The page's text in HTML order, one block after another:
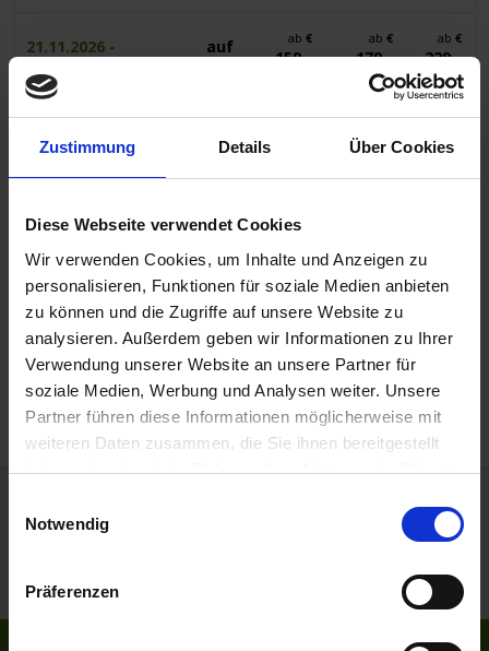
Zustimmung Details Über Cookies
Diese Webseite verwendet Cookies
Wir verwenden Cookies, um Inhalte und Anzeigen zu
personalisieren, Funktionen für soziale Medien anbieten
zu können und die Zugriffe auf unsere Website zu
analysieren. Außerdem geben wir Informationen zu Ihrer
Verwendung unserer Website an unsere Partner für
soziale Medien, Werbung und Analysen weiter. Unsere
Partner führen diese Informationen möglicherweise mit
weiteren Daten zusammen, die Sie ihnen bereitgestellt
haben oder die sie im Rahmen Ihrer Nutzung der Dienste
Notwendig
Präferenzen
21.11.2026 -
auf
ab€
159,-
ab€
179,-
p.P.
ab€
229,-
p.P.
Weitere Reisedetails
MS Anesha
Mobilität